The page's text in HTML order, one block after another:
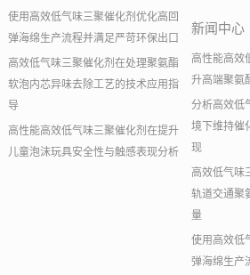
使用高效低气味三聚催化剂优化高回
弹海绵生产流程并满足严苛环保出口
高效低气味三聚催化剂在处理聚氨酯
软泡内芯异味去除工艺的技术应用指
导
高性能高效低气味三聚催化剂在提升
儿童泡沫玩具安全性与触感表现分析
新闻中心
高性能高效
升高端聚氨
分析高效低
境下维持催
现
高效低气味
轨道交通聚
量
使用高效低
弹海绵生产